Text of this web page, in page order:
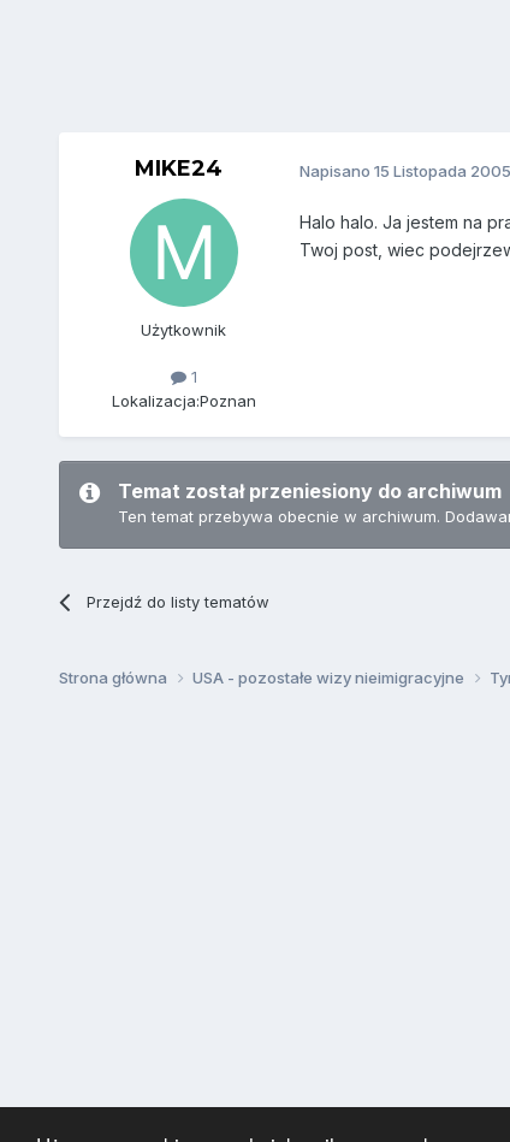
MIKE24
Użytkownik
1
Lokalizacja:Poznan
Napisano 15 Listopada 2005
Halo halo. Ja jestem na
Twoj post, wiec
Temat został przeniesiony do archiwum
Ten temat przebywa obecnie w archiwum.
Przejdź do listy tematów
Strona główna USA - pozostałe wizy nieimigracyjne